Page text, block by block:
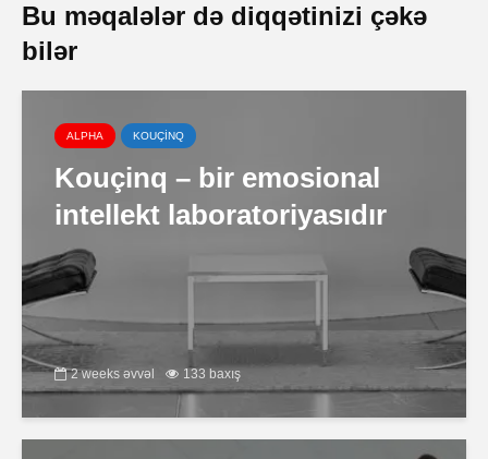
Bu məqalələr də diqqətinizi çəkə
bilər
ALPHA KOUÇİNQ
Kouçinq – bir emosional
intellekt laboratoriyasıdır
2 weeks əvvəl 133 baxış